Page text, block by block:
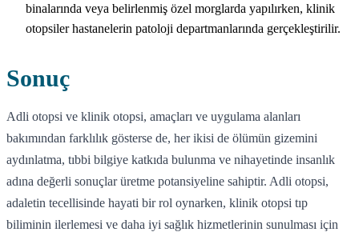
binalarında veya belirlenmiş özel morglarda yapılırken, klinik
otopsiler hastanelerin patoloji departmanlarında gerçekleştirilir.
Sonuç
Adli otopsi ve klinik otopsi, amaçları ve uygulama alanları
bakımından farklılık gösterse de, her ikisi de ölümün gizemini
aydınlatma, tıbbi bilgiye katkıda bulunma ve nihayetinde insanlık
adına değerli sonuçlar üretme potansiyeline sahiptir. Adli otopsi,
adaletin tecellisinde hayati bir rol oynarken, klinik otopsi tıp
biliminin ilerlemesi ve daha iyi sağlık hizmetlerinin sunulması için